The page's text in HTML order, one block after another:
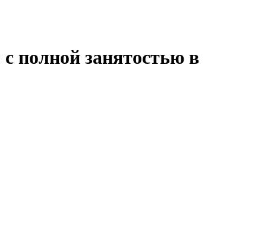
полной занятостью в